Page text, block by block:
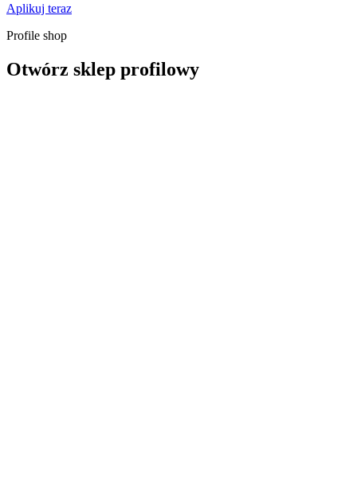
Aplikuj teraz
Profile shop
Otwórz sklep profilowy